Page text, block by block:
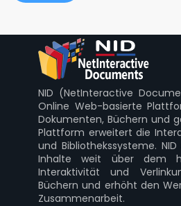
NID (NetInteractive
Online Web-basierte
Dokumenten, Büchern und
Plattform erweitert die
und Bibliothekssysteme.
Inhalte weit über dem
Interaktivität und
Büchern und erhöht den
Zusammenarbeit.